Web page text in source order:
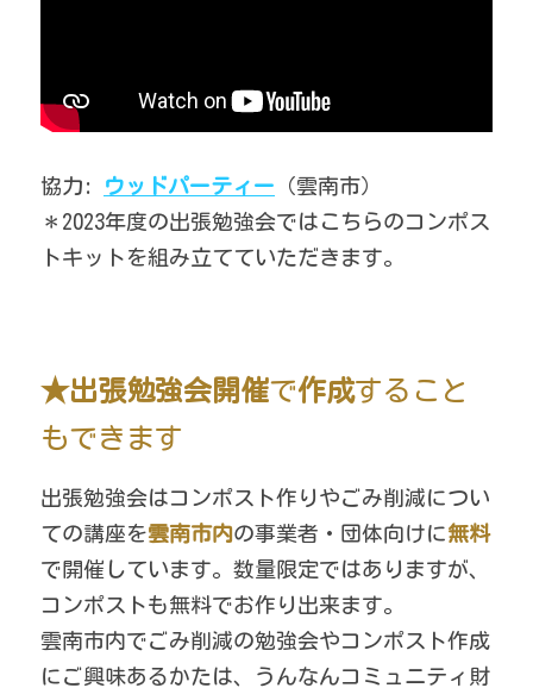
協力: ウッドパーティー （雲南市）
＊2023年度の出張勉強会ではこちらのコンポス
トキットを組み立てていただきます。
★出張勉強会開催で作成すること
もできます
出張勉強会はコンポスト作りやごみ削減につい
ての講座を雲南市内の事業者・団体向けに無料
で開催しています。数量限定ではありますが、
コンポストも無料でお作り出来ます。
雲南市内でごみ削減の勉強会やコンポスト作成
にご興味あるかたは、うんなんコミュニティ財